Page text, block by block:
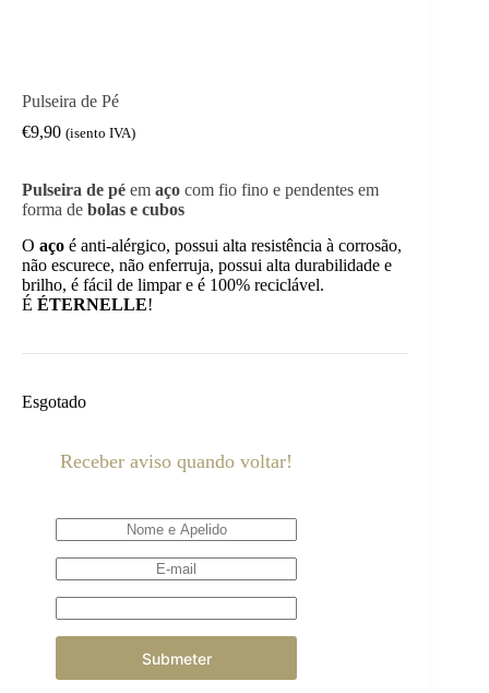
Pulseira de Pé
€9,90 (isento IVA)
Pulseira de pé em aço com fio fino e pendentes em
forma de bolas e cubos
O aço é anti-alérgico, possui alta resistência à corrosão,
não escurece, não enferruja, possui alta durabilidade e
brilho, é fácil de limpar e é 100% reciclável.
É ÉTERNELLE!
Esgotado
Receber aviso quando voltar!